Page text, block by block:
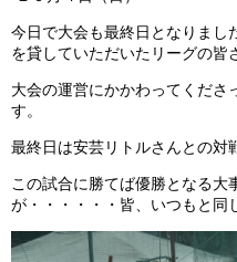
卒団生の声
ガンバレ！広島西ブログ
寄付のお願い
質問コーナー Ｑ＆Ａ
今日で大会も最終日となりまし
を貸していただいたリーグの皆
大会の運営にかかわってくださ
す。
最終日は安芸リトルさんとの対
この試合に勝てば優勝となる大
が・・・・・・皆、いつもと同